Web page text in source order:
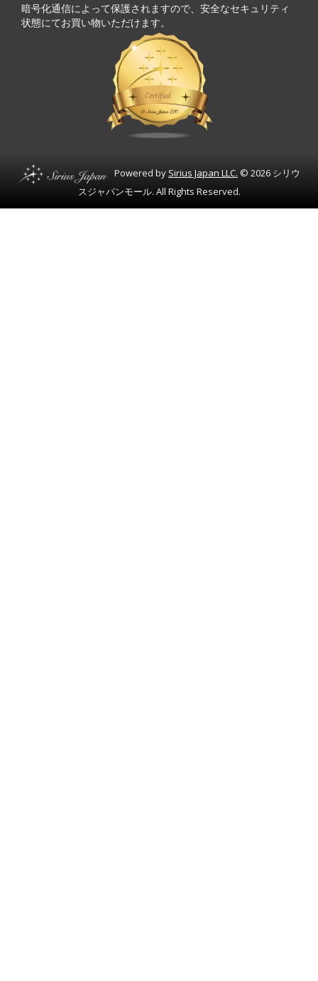
暗号化通信によって保護されますので、安全なセキュリティ
状態にてお買い物いただけます。
Powered by Sirius Japan LLC. © 2026 シリウ
スジャパンモール. All Rights Reserved.